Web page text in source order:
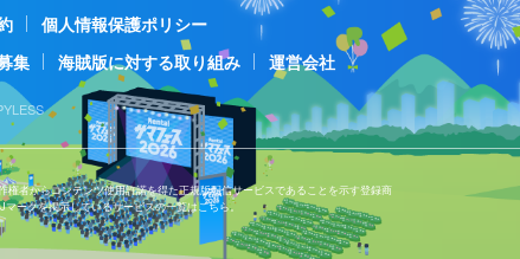
個人情報保護ポリシー
集 海賊版に対する取り組み 運営会社
者からコンテンツ使用許諾を得た正規版配信サービスであることを示す登録商
ークを掲示しているサービスの一覧はこちら。